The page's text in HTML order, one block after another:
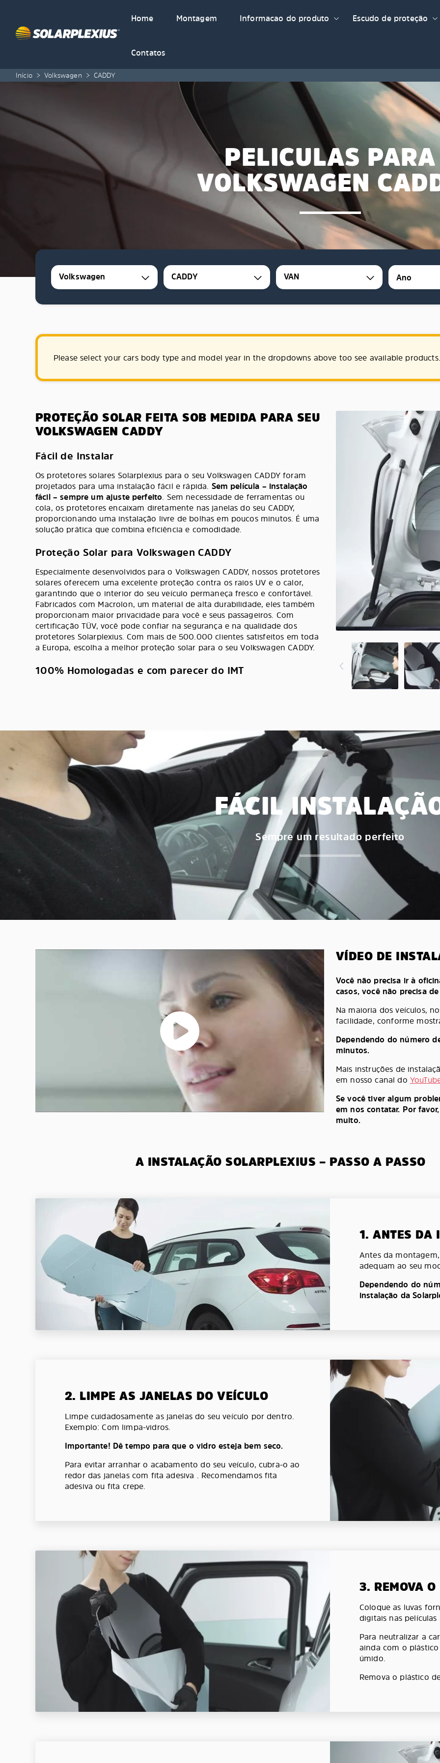
Home
Montagem Informacao do produto Escudo de proteção
Contatos
Início > Volkswagen > CADDY
PELICULAS PARA
VOLKSWAGEN
Volkswagen CADDY VAN
Please select your cars body type and model year in the dropdowns above too see available products.
PROTEÇÃO SOLAR FEITA SOB MEDIDA PARA SEU
VOLKSWAGEN CADDY
Fácil de Instalar
Os protetores solares Solarplexius para o seu Volkswagen CADDY foram
projetados para uma instalação fácil e rápida. Sem película – instalação
fácil – sempre um ajuste perfeito. Sem necessidade de ferramentas ou
cola, os protetores encaixam diretamente nas janelas do seu CADDY,
proporcionando uma instalação livre de bolhas em poucos minutos. É uma
solução prática que combina eficiência e comodidade.
Proteção Solar para Volkswagen CADDY
Especialmente desenvolvidos para o Volkswagen CADDY, nossos protetores
solares oferecem uma excelente proteção contra os raios UV e o calor,
garantindo que o interior do seu veículo permaneça fresco e confortável.
Fabricados com Macrolon, um material de alta durabilidade, eles também
proporcionam maior privacidade para você e seus passageiros. Com
certificação TÜV, você pode confiar na segurança e na qualidade dos
protetores Solarplexius. Com mais de 500.000 clientes satisfeitos em toda
a Europa, escolha a melhor proteção solar para o seu Volkswagen CADDY.
100% Homologadas e com parecer do IMT
FÁCIL
Sempre um resultado perfeito
VÍDEO DE
Você não precisa ir à
casos, você não precisa
Na maioria dos veículos,
facilidade, conforme
Dependendo do número
minutos.
Mais instruções de
em nosso canal do
Se você tiver algum
em nos contatar. Por
muito.
A INSTALAÇÃO SOLARPLEXIUS – PASSO A PASSO
1. ANTES DA
Antes da
adequam ao seu
Dependendo do
instalação da
2. LIMPE AS JANELAS DO VEÍCULO
Limpe cuidadosamente as janelas do seu veículo por dentro.
Exemplo: Com limpa-vidros.
Importante! Dê tempo para que o vidro esteja bem seco.
Para evitar arranhar o acabamento do seu veículo, cubra-o ao
redor das janelas com fita adesiva . Recomendamos fita
adesiva ou fita crepe.
3. REMOVA O
Coloque as luvas
digitais nas películas
Para neutralizar a
ainda com o
úmido.
Remova o plástico